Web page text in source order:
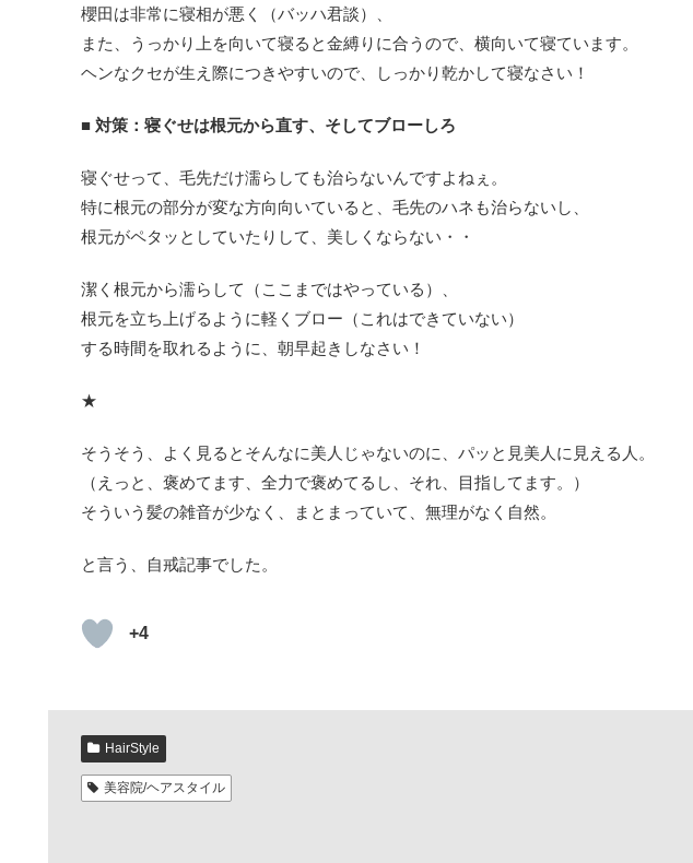
櫻田は非常に寝相が悪く（バッハ君談）、
また、うっかり上を向いて寝ると金縛りに合うので、横向いて寝ています。
ヘンなクセが生え際につきやすいので、しっかり乾かして寝なさい！
■ 対策：寝ぐせは根元から直す、そしてブローしろ
寝ぐせって、毛先だけ濡らしても治らないんですよねぇ。
特に根元の部分が変な方向向いていると、毛先のハネも治らないし、
根元がペタッとしていたりして、美しくならない・・
潔く根元から濡らして（ここまではやっている）、
根元を立ち上げるように軽くブロー（これはできていない）
する時間を取れるように、朝早起きしなさい！
★
そうそう、よく見るとそんなに美人じゃないのに、パッと見美人に見える人。
（えっと、褒めてます、全力で褒めてるし、それ、目指してます。）
そういう髪の雑音が少なく、まとまっていて、無理がなく自然。
と言う、自戒記事でした。
+4
HairStyle
美容院/ヘアスタイル